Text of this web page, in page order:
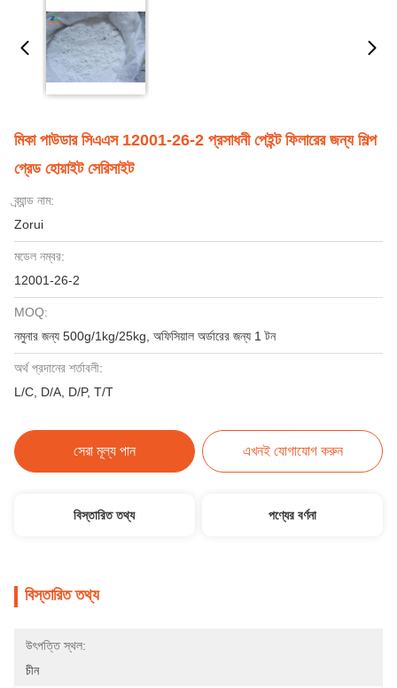
মিকা পাউডার সিএএস 12001-26-2 প্রসাধনী পেইন্ট ফিলারের জন্য শিল্প
গ্রেড হোয়াইট সেরিসাইট
ব্র্যান্ড নাম:
Zorui
মডেল নম্বর:
12001-26-2
MOQ:
নমুনার জন্য 500g/1kg/25kg, অফিসিয়াল অর্ডারের জন্য 1 টন
অর্থ প্রদানের শর্তাবলী:
L/C, D/A, D/P, T/T
সেরা মূল্য পান এখনই যোগাযোগ করুন
বিস্তারিত তথ্য পণ্যের বর্ণনা
বিস্তারিত তথ্য
উৎপত্তি স্থল:
চীন